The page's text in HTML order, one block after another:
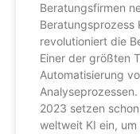
Beratungsfirmen
Beratungsprozess
revolutioniert die
Einer der größten
Automatisierung
2023 setzen
weltweit KI ein,